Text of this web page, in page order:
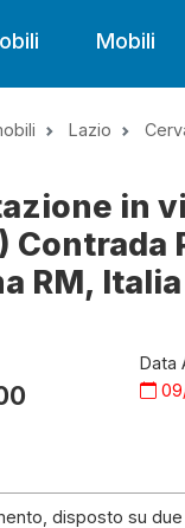
Mobili
Lazio
in
Contrada
RM, Italia
Data
disposto su